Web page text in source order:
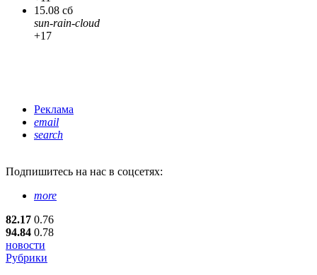
15.08 сб
sun-rain-cloud
+17
Реклама
email
search
Подпишитесь на нас в соцсетях:
more
82.17 0.76
94.84 0.78
новости
Рубрики